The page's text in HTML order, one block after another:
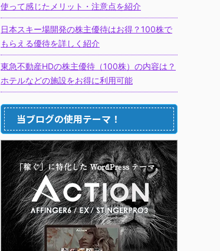
使って感じたメリット・注意点を紹介
日本スキー場開発の株主優待はお得？100株で
もらえる優待を詳しく紹介
東急不動産HDの株主優待（100株）の内容は？
ホテルなどの施設をお得に利用可能
当ブログの使用テーマ！